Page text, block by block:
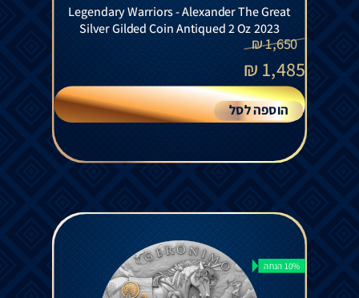
Legendary Warriors - Alexander The Great
Silver Gilded Coin Antiqued 2 Oz 2023
1,650
₪
1,485
₪
הוספה לסל
10% הנחה